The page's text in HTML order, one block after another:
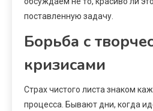
поставленную задачу.
Борьба с
кризисами
Страх чистого листа знаком
процесса. Бывают дни, когда